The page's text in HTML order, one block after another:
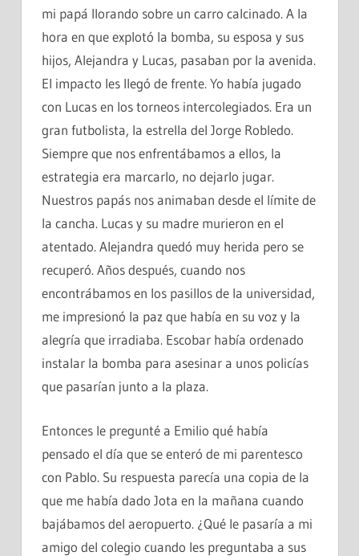
mi papá llorando sobre un carro calcinado. A la
hora en que explotó la bomba, su esposa y sus
hijos, Alejandra y Lucas, pasaban por la avenida.
El impacto les llegó de frente. Yo había jugado
con Lucas en los torneos intercolegiados. Era un
gran futbolista, la estrella del Jorge Robledo.
Siempre que nos enfrentábamos a ellos, la
estrategia era marcarlo, no dejarlo jugar.
Nuestros papás nos animaban desde el límite de
la cancha. Lucas y su madre murieron en el
atentado. Alejandra quedó muy herida pero se
recuperó. Años después, cuando nos
encontrábamos en los pasillos de la universidad,
me impresionó la paz que había en su voz y la
alegría que irradiaba. Escobar había ordenado
instalar la bomba para asesinar a unos policías
que pasarían junto a la plaza.
Entonces le pregunté a Emilio qué había
pensado el día que se enteró de mi parentesco
con Pablo. Su respuesta parecía una copia de la
que me había dado Jota en la mañana cuando
bajábamos del aeropuerto. ¿Qué le pasaría a mi
amigo del colegio cuando les preguntaba a sus